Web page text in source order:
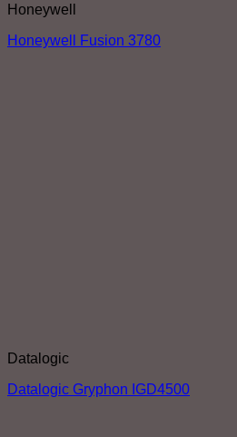
Honeywell
Honeywell Fusion 3780
Datalogic
Datalogic Gryphon IGD4500